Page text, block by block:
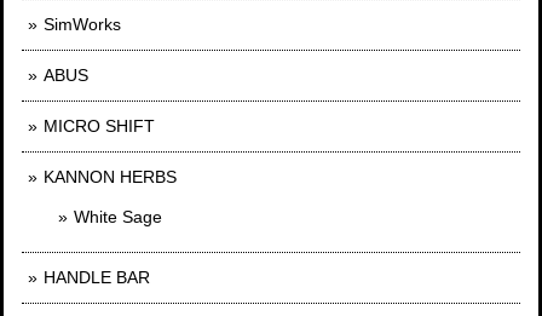
SimWorks
ABUS
MICRO SHIFT
KANNON HERBS
White Sage
HANDLE BAR